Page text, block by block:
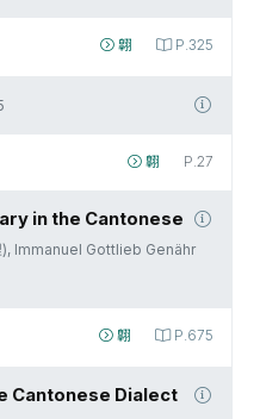
翶 P.325
翺 P.27
in the Cantonese
Immanuel Gottlieb Genähr
翺 P.675
Cantonese Dialect